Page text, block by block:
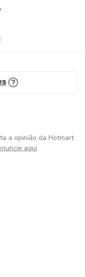
a opinião da Hotmart.
aqui